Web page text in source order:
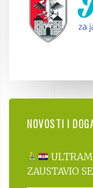
NOVOSTI I
ZAUSTAVIO